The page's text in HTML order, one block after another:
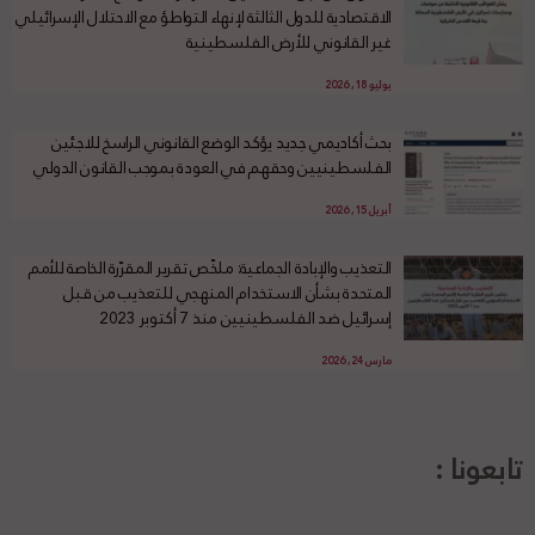
الاقتصادية للدول الثالثة لإنهاء التواطؤ مع الاحتلال الإسرائيلي
غير القانوني للأرض الفلسطينية
يوليو 18, 2026
بحث أكاديمي جديد يؤكد الوضع القانوني الراسخ للاجئين
الفلسطينيين وحقهم في العودة بموجب القانون الدولي
أبريل 15, 2026
التعذيب والإبادة الجماعية: ملخّص تقرير المقرّرة الخاصة للأمم
المتحدة بشأن الاستخدام المنهجي للتعذيب من قبل
إسرائيل ضد الفلسطينيين منذ 7 أكتوبر 2023
مارس 24, 2026
تابعونا :